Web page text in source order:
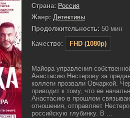
Страна: Россия
Жанр: Детективы
Продолжительность: 50 мин
Качество:
FHD (1080p)
Майора управления
Анастасию Нестерову за
коллеги прозвали Овчаркой.
приводит к тому, что ее
Анастасию в прошлом
отношения, отправляет
российскую глубинку. В ...